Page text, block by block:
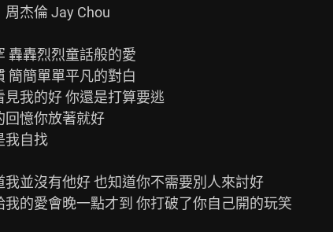
周杰倫 Jay Chou
轟轟烈烈童話般的愛
簡簡單單平凡的對白
見我的好 你還是打算要逃
回憶你放著就好
我自找
我並沒有他好 也知道你不需要別人來討好
我的愛會晚一點才到 你打破了你自己開的玩笑